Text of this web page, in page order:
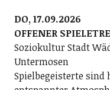
DO, 17.09.2026
OFFENER
Soziokultur Stadt
Untermosen
Spielbegeisterte